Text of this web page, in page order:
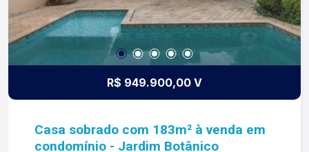
imobiliária que equilibra a tradicionalidade com o
arrojo e a força comercial da atualidade. A Lago é
sua principal imobiliária em Ribeirão Preto!
R$ 949.900,00 V
Casa sobrado com 183m² à venda em
condomínio - Jardim Botânico